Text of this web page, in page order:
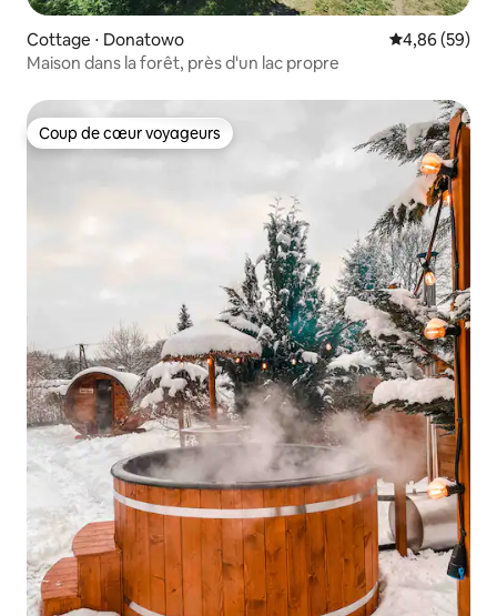
Cottage ⋅ Donatowo Évaluation
4,86 (59)
Maison dans la forêt, près d'un lac propre
Coup de cœur voyageurs
Coup de cœur voyageurs